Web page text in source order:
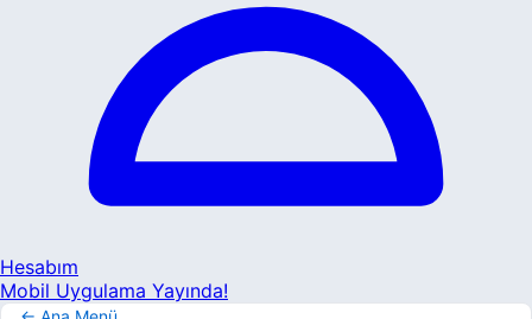
Hesabım
Mobil Uygulama Yayında!